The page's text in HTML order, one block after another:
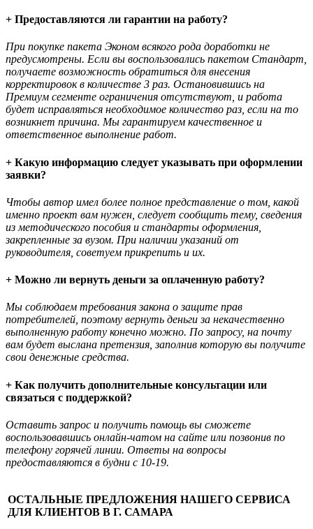
+ Предоставляются ли гарантии на работу?
При покупке пакета Эконом всякого рода доработки не
предусмотрены. Если вы воспользовались пакетом Стандарт,
получаете возможность обратиться для внесения
корректировок в количестве 3 раз. Остановившись на
Премиум сегменте ограничения отсутствуют, и работа
будет исправляться необходимое количество раз, если на то
возникнет причина. Мы гарантируем качественное и
ответственное выполнение работ.
+ Какую информацию следует указывать при оформлении
заявки?
Чтобы автор имел более полное представление о том, какой
именно проект вам нужен, следует сообщить тему, сведения
из методического пособия и стандарты оформления,
закрепленные за вузом. При наличии указаний от
руководителя, советуем прикрепить и их.
+ Можно ли вернуть деньги за оплаченную работу?
Мы соблюдаем требования закона о защите прав
потребителей, поэтому вернуть деньги за некачественно
выполненную работу конечно можно. По запросу, на почту
вам будет выслана претензия, заполнив которую вы получите
свои денежные средства.
+ Как получить дополнительные консультации или
связаться с поддержкой?
Оставить запрос и получить помощь вы сможете
воспользовавшись онлайн-чатом на сайте или позвонив по
телефону горячей линии. Ответы на вопросы
предоставляются в будни с 10-19.
ОСТАЛЬНЫЕ ПРЕДЛОЖЕНИЯ НАШЕГО СЕРВИСА
ДЛЯ КЛИЕНТОВ В Г. САМАРА